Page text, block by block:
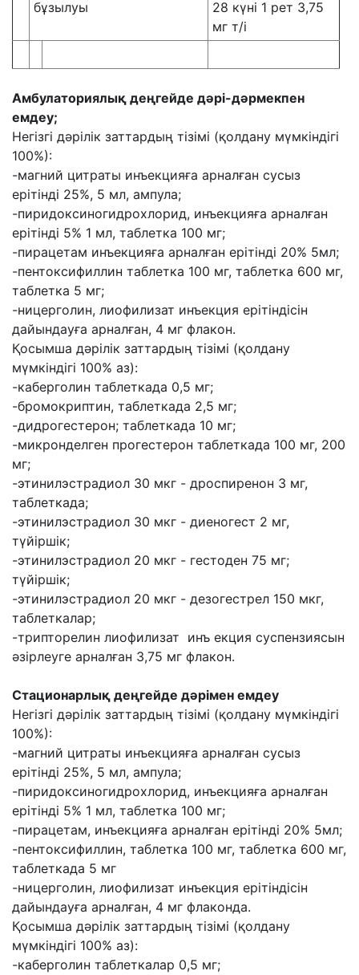
бұзылуы
28 күні 1 рет 3,75
мг т/і
Амбулаториялық деңгейде дәрі-дәрмекпен
емдеу;
Негізгі дәрілік заттардың тізімі (қолдану мүмкіндігі
100%):
-магний цитраты инъекцияға арналған сусыз
ерітінді 25%, 5 мл, ампула;
-пиридоксиногидрохлорид, инъекцияға арналған
ерітінді 5% 1 мл, таблетка 100 мг;
-пирацетам инъекцияға арналған ерітінді 20% 5мл;
-пентоксифиллин таблетка 100 мг, таблетка 600 мг,
таблетка 5 мг;
-ницерголин, лиофилизат инъекция ерітіндісін
дайындауға арналған, 4 мг флакон.
Қосымша дәрілік заттардың тізімі (қолдану
мүмкіндігі 100% аз):
-каберголин таблеткада 0,5 мг;
-бромокриптин, таблеткада 2,5 мг;
-дидрогестерон; таблеткада 10 мг;
-микронделген прогестерон таблеткада 100 мг, 200
мг;
-этинилэстрадиол 30 мкг - дроспиренон 3 мг,
таблеткада;
-этинилэстрадиол 30 мкг - диеногест 2 мг,
түйіршік;
-этинилэстрадиол 20 мкг - гестоден 75 мг;
түйіршік;
-этинилэстрадиол 20 мкг - дезогестрел 150 мкг,
таблеткалар;
-трипторелин лиофилизат инъ екция суспензиясын
әзірлеуге арналған 3,75 мг флакон.
Стационарлық деңгейде дәрімен емдеу
Негізгі дәрілік заттардың тізімі (қолдану мүмкіндігі
100%):
-магний цитраты инъекцияға арналған сусыз
ерітінді 25%, 5 мл, ампула;
-пиридоксиногидрохлорид, инъекцияға арналған
ерітінді 5% 1 мл, таблетка 100 мг;
-пирацетам, инъекцияға арналған ерітінді 20% 5мл;
-пентоксифиллин, таблетка 100 мг, таблетка 600 мг,
таблеткада 5 мг
-ницерголин, лиофилизат инъекция ерітіндісін
дайындауға арналған, 4 мг флаконда.
Қосымша дәрілік заттардың тізімі (қолдану
мүмкіндігі 100% аз):
-каберголин таблеткалар 0,5 мг;